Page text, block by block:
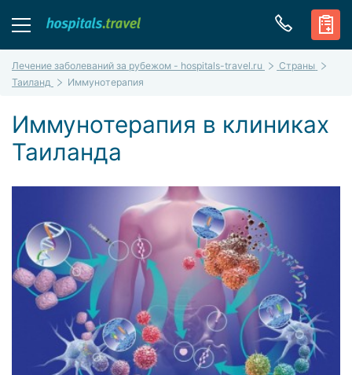
Лечение заболеваний за рубежом - hospitals-travel.ru
Страны
Таиланд
Иммунотерапия
Иммунотерапия в клиниках
Таиланда